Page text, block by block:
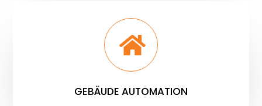
GEBÄUDE AUTOMATION